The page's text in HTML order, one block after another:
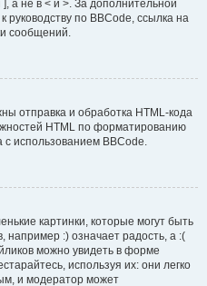
а не в < и >. За дополнительной
по BBCode, ссылка на
сообщений.
отправка и обработка HTML-кода
HTML по форматированию
использованием BBCode.
картинки, которые могут быть
например :) означает радость, а :(
можно увидеть в форме
используя их: они легко
и модератор может